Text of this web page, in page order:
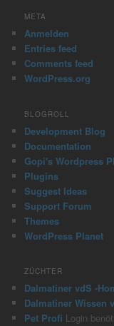
r
h
META
Anmelden
Entries feed
Comments feed
WordPress.org
BLOGROLL
Development Blog
Documentation
Gopi's Wordpress
Plugins
Suggest Ideas
Support Forum
Themes
WordPress Planet
ZÜCHTER
Dalmatiner vdS -
Dalmatiner Wissen
Pet Profi Login